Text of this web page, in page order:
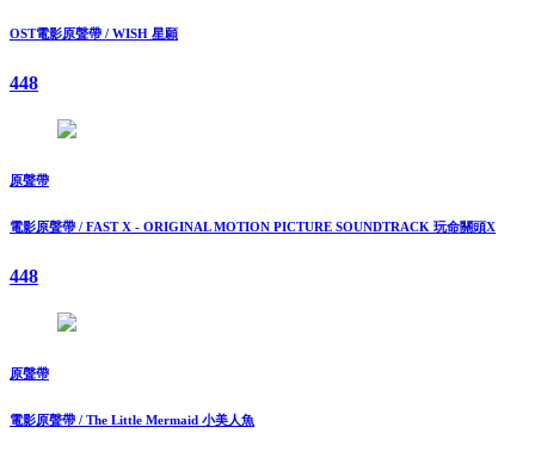
OST電影原聲帶 / WISH 星願
448
原聲帶
電影原聲帶 / FAST X - ORIGINAL MOTION PICTURE SOUNDTRACK 玩命關頭X
448
原聲帶
電影原聲帶 / The Little Mermaid 小美人魚